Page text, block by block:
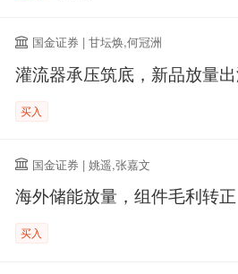
国金证券 | 甘坛焕,何冠洲
灌流器承压筑底，新品放量
买入
国金证券 | 姚遥,张嘉文
海外储能放量，组件毛利转正
买入